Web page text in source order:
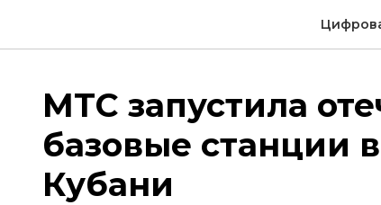
МТС запустила
базовые станции
Кубани